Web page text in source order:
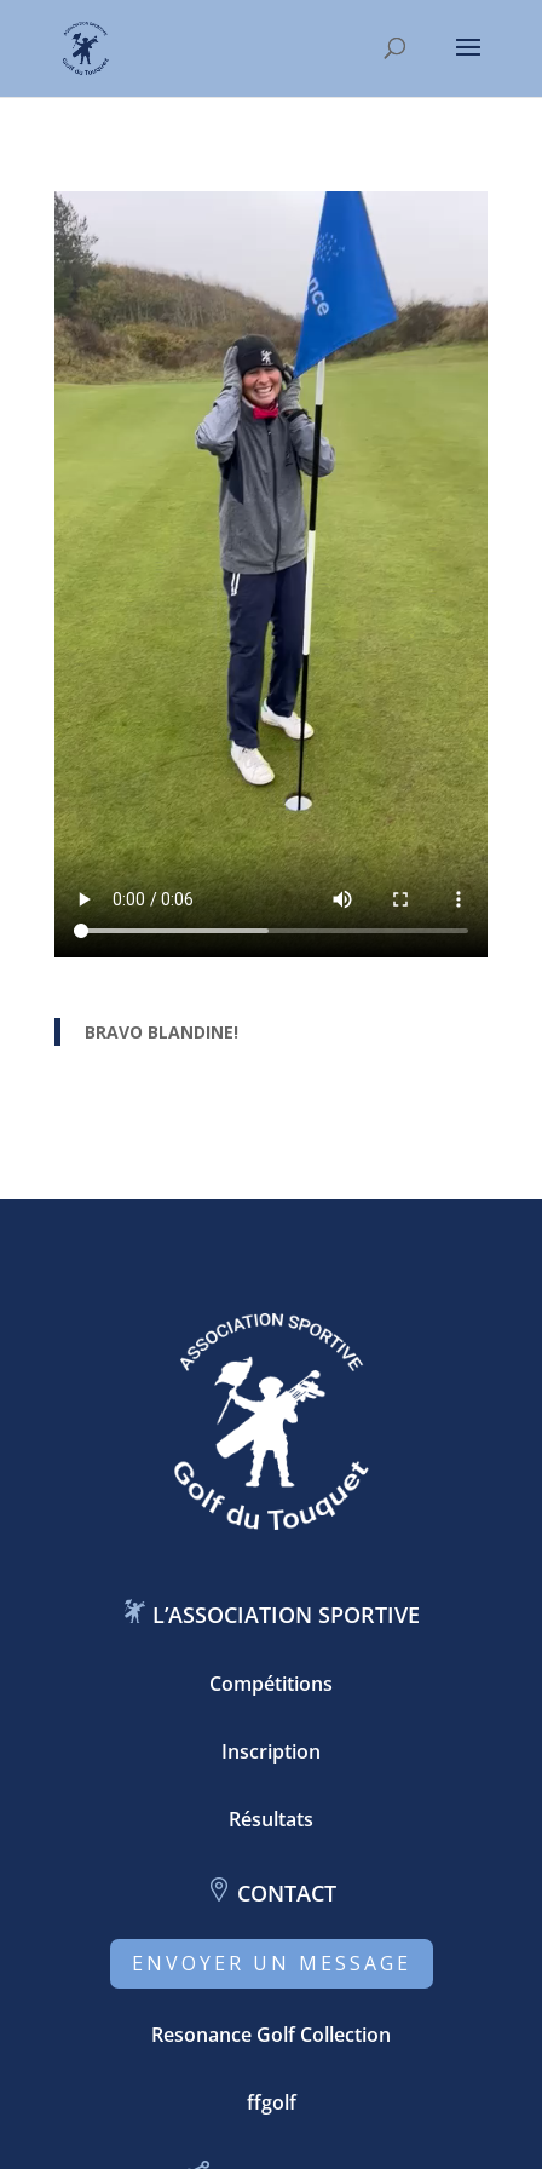
BRAVO BLANDINE!
L’ASSOCIATION SPORTIVE
Compétitions
Inscription
Résultats
CONTACT
ENVOYER UN MESSAGE
Resonance Golf Collection
ffgolf